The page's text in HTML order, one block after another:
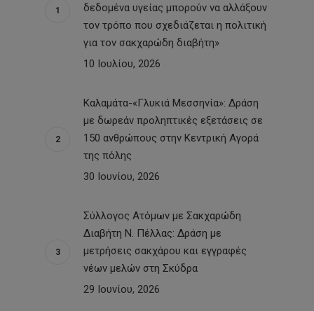
δεδομένα υγείας μπορούν να αλλάξουν
τον τρόπο που σχεδιάζεται η πολιτική
για τον σακχαρώδη διαβήτη»
10 Ιουλίου, 2026
Καλαμάτα-«Γλυκιά Μεσσηνία»: Δράση
με δωρεάν προληπτικές εξετάσεις σε
150 ανθρώπους στην Κεντρική Αγορά
της πόλης
30 Ιουνίου, 2026
Σύλλογος Ατόμων με Σακχαρώδη
Διαβήτη Ν. Πέλλας: Δράση με
μετρήσεις σακχάρου και εγγραφές
νέων μελών στη Σκύδρα
29 Ιουνίου, 2026